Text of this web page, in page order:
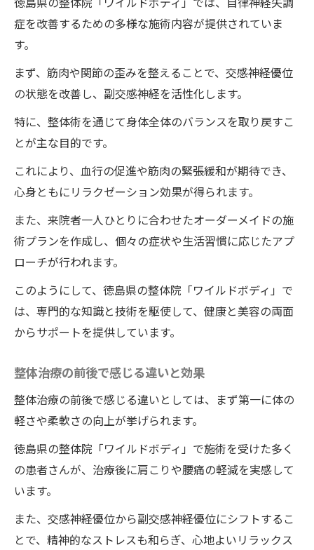
症を改善するための多様な施術内容が提供されていま
す。
まず、筋肉や関節の歪みを整えることで、交感神経優位
の状態を改善し、副交感神経を活性化します。
特に、整体術を通じて身体全体のバランスを取り戻すこ
とが主な目的です。
これにより、血行の促進や筋肉の緊張緩和が期待でき、
心身ともにリラクゼーション効果が得られます。
また、来院者一人ひとりに合わせたオーダーメイドの施
術プランを作成し、個々の症状や生活習慣に応じたアプ
ローチが行われます。
このようにして、徳島県の整体院「ワイルドボディ」で
は、専門的な知識と技術を駆使して、健康と美容の両面
からサポートを提供しています。
整体治療の前後で感じる違いと効果
整体治療の前後で感じる違いとしては、まず第一に体の
軽さや柔軟さの向上が挙げられます。
徳島県の整体院「ワイルドボディ」で施術を受けた多く
の患者さんが、治療後に肩こりや腰痛の軽減を実感して
います。
また、交感神経優位から副交感神経優位にシフトするこ
とで、精神的なストレスも和らぎ、心地よいリラックス